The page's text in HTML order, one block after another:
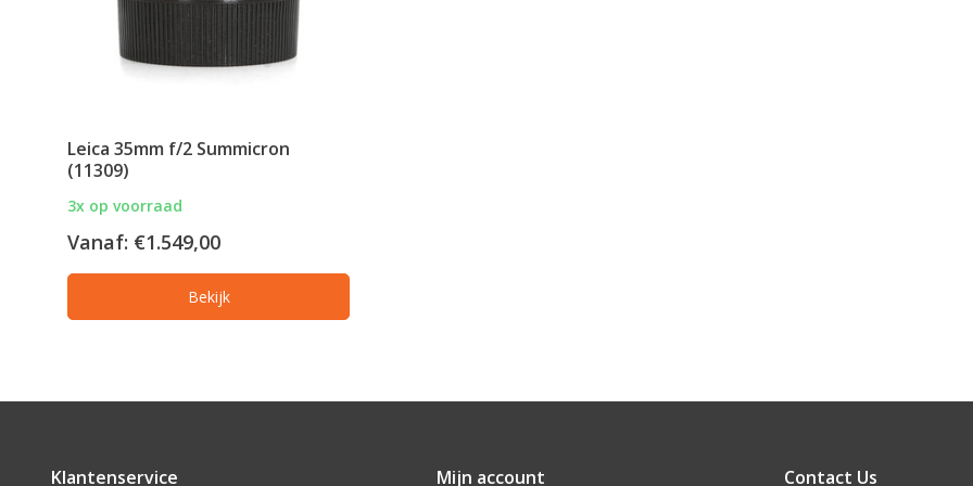
Leica 35mm f/2 Summicron
(11309)
3x op voorraad
Vanaf: €1.549,00
Bekijk
Klantenservice Mijn account Contact Us